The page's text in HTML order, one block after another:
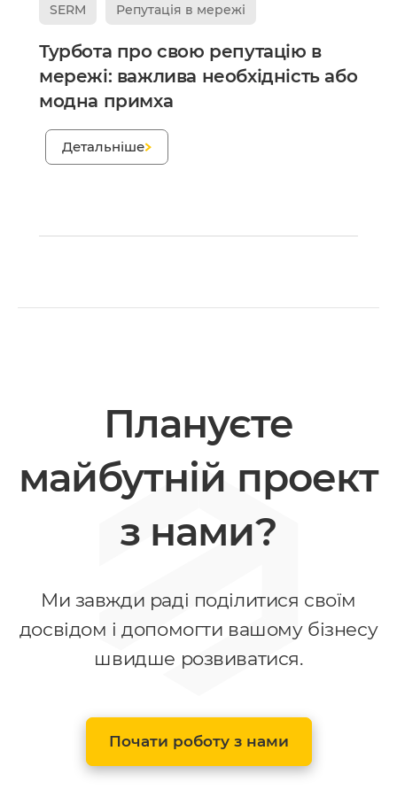
SERM Репутація в мережі
Турбота про свою репутацію в
мережі: важлива необхідність або
модна примха
Детальніше
Плануєте
майбутній проект
з нами?
Ми завжди раді поділитися своїм
досвідом і допомогти вашому бізнесу
швидше розвиватися.
Почати роботу з нами